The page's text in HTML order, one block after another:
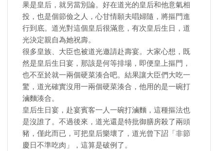
果是皇后，就另當別論。好在道光的皇后和他意氣相
投，也是個節儉之人，心甘情願夫唱婦隨，將摳門進
行到底。道光對這個皇后很滿意，有次皇后生日，道
光決定親自為她祝壽。
很多皇族、大臣也被道光邀請赴壽宴。大家心想，既
然是皇后生日宴，那該是何等排場，即便皇上摳門，
也不至於就一兩個硬菜湊合吧。結果讓大臣們大吃一
驚，道光確實沒用一兩個硬菜湊合，他用的是一碗打
滷麵湊合。
皇后生日宴，赴宴賓客一人一碗打滷麵，這種摳法也
是沒誰了。不過後來，道光還是特批御膳房殺了兩頭
豬，僅此而已，可把皇后樂壞了，道光曾下詔「非節
慶日不準吃肉」，這算是破例了。